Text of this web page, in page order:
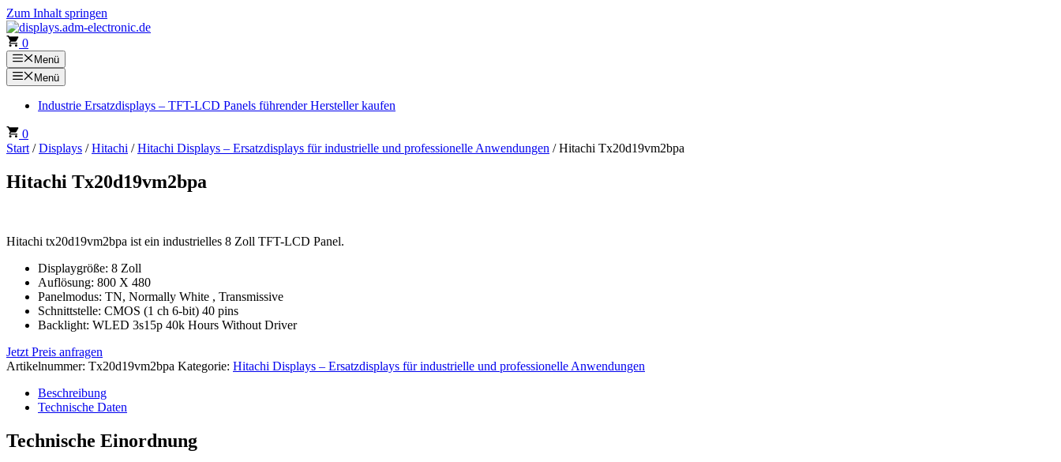
Zum Inhalt springen
0
Menü
Menü
Industrie Ersatzdisplays – TFT-LCD Panels führender Hersteller kaufen
0
Start /Displays /Hitachi /Hitachi Displays – Ersatzdisplays für industrielle und professionelle Anwendungen / Hitachi Tx20d19vm2bpa
Hitachi Tx20d19vm2bpa
Hitachi tx20d19vm2bpa ist ein industrielles 8 Zoll TFT-LCD Panel.
Displaygröße: 8 Zoll
Auflösung: 800 X 480
Panelmodus: TN, Normally White , Transmissive
Schnittstelle: CMOS (1 ch 6-bit) 40 pins
Backlight: WLED 3s15p 40k Hours Without Driver
Jetzt Preis anfragen
Artikelnummer: Tx20d19vm2bpa Kategorie: Hitachi Displays – Ersatzdisplays für industrielle und professionelle Anwendungen
Beschreibung
Technische Daten
Technische Einordnung